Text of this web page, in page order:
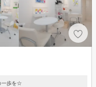
一歩を☆